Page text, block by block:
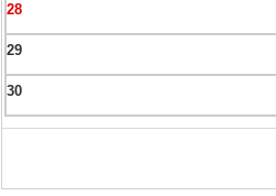
28
29
30